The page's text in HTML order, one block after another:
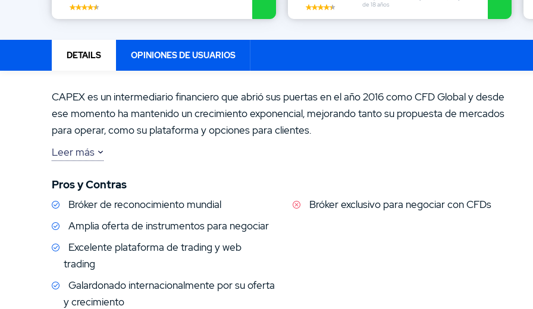
13. 14. Opiniones sobre CMC Markets
de 18 años
DETAILS OPINIONES DE USUARIOS
CAPEX es un intermediario financiero que abrió sus puertas en el año 2016 como CFD Global y desde
ese momento ha mantenido un crecimiento exponencial, mejorando tanto su propuesta de mercados
para operar, como su plataforma y opciones para clientes.
Una de las características que diferencia a CAPEX de la competencia es su filosofía de acompañar al
considerando este bróker de CFDs para negociar, a continuación encontrarás
nuestros expertos financieros, que incluye un análisis completo sobre todas las opciones disponibles.
Ventajas y Desventajas
Leer más
Pros y Contras
Bróker de reconocimiento mundial
Amplia oferta de instrumentos para negociar
Excelente plataforma de trading y web
trading
Galardonado internacionalmente por su oferta
y crecimiento
Bróker exclusivo para negociar con CFDs